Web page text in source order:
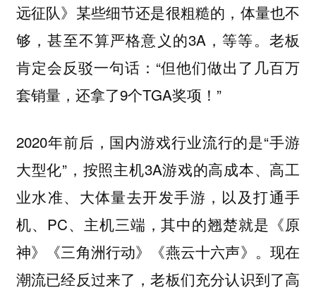
远征队》某些细节还是很粗糙的，体量也不
够，甚至不算严格意义的3A，等等。老板
肯定会反驳一句话：“但他们做出了几百万
套销量，还拿了9个TGA奖项！”
2020年前后，国内游戏行业流行的是“手游
大型化”，按照主机3A游戏的高成本、高工
业水准、大体量去开发手游，以及打通手
机、PC、主机三端，其中的翘楚就是《原
神》《三角洲行动》《燕云十六声》。现在
潮流已经反过来了，老板们充分认识到了高